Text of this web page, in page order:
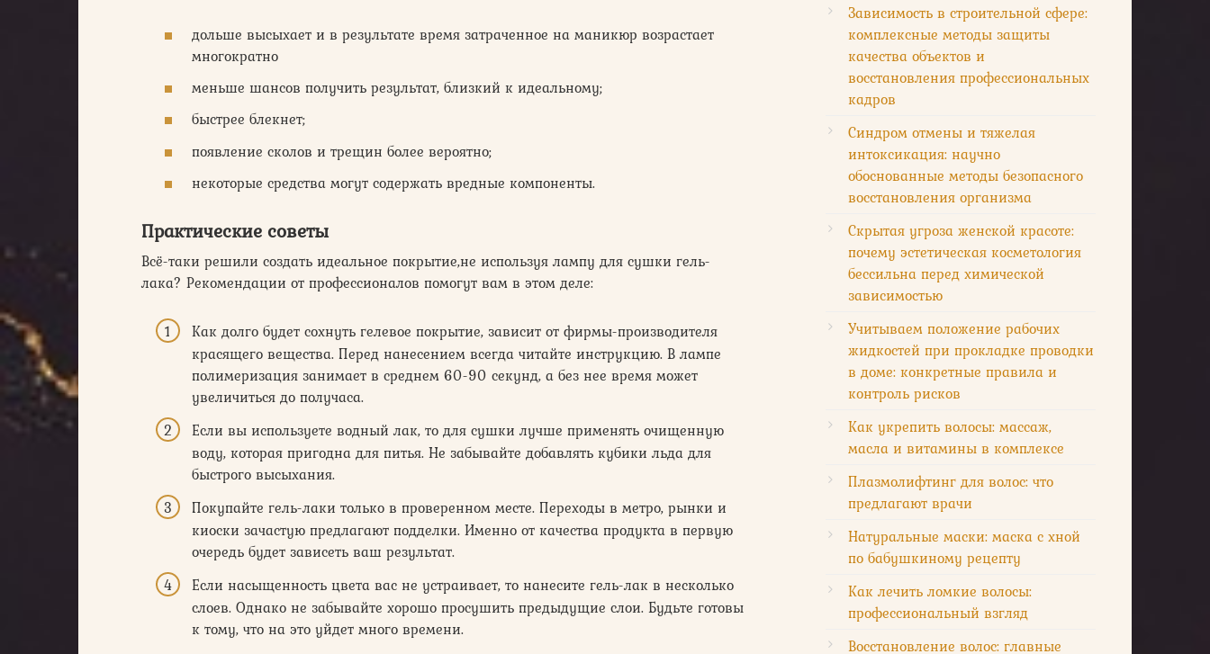
дольше высыхает и в результате время затраченное на маникюр возрастает
многократно
меньше шансов получить результат, близкий к идеальному;
быстрее блекнет;
появление сколов и трещин более вероятно;
некоторые средства могут содержать вредные компоненты.
Практические советы
Всё-таки решили создать идеальное покрытие,не используя лампу для сушки гель-
лака? Рекомендации от профессионалов помогут вам в этом деле:
Как долго будет сохнуть гелевое покрытие, зависит от фирмы-производителя
красящего вещества. Перед нанесением всегда читайте инструкцию. В лампе
полимеризация занимает в среднем 60-90 секунд, а без нее время может
увеличиться до получаса.
Если вы используете водный лак, то для сушки лучше применять очищенную
воду, которая пригодна для питья. Не забывайте добавлять кубики льда для
быстрого высыхания.
Покупайте гель-лаки только в проверенном месте. Переходы в метро, рынки и
киоски зачастую предлагают подделки. Именно от качества продукта в первую
очередь будет зависеть ваш результат.
Если насыщенность цвета вас не устраивает, то нанесите гель-лак в несколько
слоев. Однако не забывайте хорошо просушить предыдущие слои. Будьте готовы
к тому, что на это уйдет много времени.
Зависимость в строительной сфере:
комплексные методы защиты
качества объектов и
восстановления профессиональных
кадров
Синдром отмены и тяжелая
интоксикация: научно
обоснованные методы безопасного
восстановления организма
Скрытая угроза женской красоте:
почему эстетическая косметология
бессильна перед химической
зависимостью
Учитываем положение рабочих
жидкостей при прокладке проводки
в доме: конкретные правила и
контроль рисков
Как укрепить волосы: массаж,
масла и витамины в комплексе
Плазмолифтинг для волос: что
предлагают врачи
Натуральные маски: маска с хной
по бабушкиному рецепту
Как лечить ломкие волосы:
профессиональный взгляд
Восстановление волос: главные